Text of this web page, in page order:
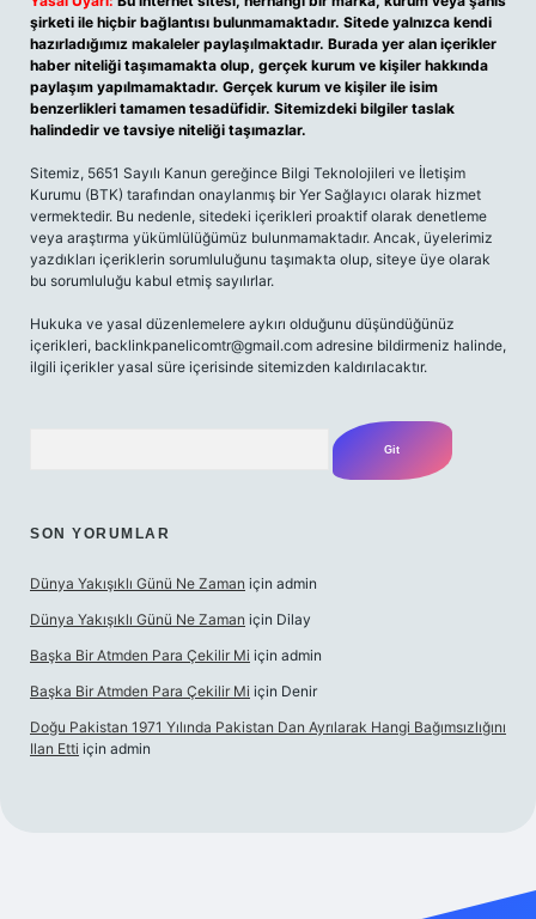
şirketi ile hiçbir bağlantısı bulunmamaktadır. Sitede yalnızca kendi
hazırladığımız makaleler paylaşılmaktadır. Burada yer alan içerikler
haber niteliği taşımamakta olup, gerçek kurum ve kişiler hakkında
paylaşım yapılmamaktadır. Gerçek kurum ve kişiler ile isim
benzerlikleri tamamen tesadüfidir. Sitemizdeki bilgiler taslak
halindedir ve tavsiye niteliği taşımazlar.
Sitemiz, 5651 Sayılı Kanun gereğince Bilgi Teknolojileri ve İletişim
Kurumu (BTK) tarafından onaylanmış bir Yer Sağlayıcı olarak hizmet
vermektedir. Bu nedenle, sitedeki içerikleri proaktif olarak denetleme
veya araştırma yükümlülüğümüz bulunmamaktadır. Ancak, üyelerimiz
yazdıkları içeriklerin sorumluluğunu taşımakta olup, siteye üye olarak
bu sorumluluğu kabul etmiş sayılırlar.
Hukuka ve yasal düzenlemelere aykırı olduğunu düşündüğünüz
içerikleri, backlinkpanelicomtr@gmail.com adresine bildirmeniz halinde,
ilgili içerikler yasal süre içerisinde sitemizden kaldırılacaktır.
SON YORUMLAR
Dünya Yakışıklı Günü Ne Zaman için admin
Dünya Yakışıklı Günü Ne Zaman için Dilay
Başka Bir Atmden Para Çekilir Mi için admin
Başka Bir Atmden Para Çekilir Mi için Denir
Doğu Pakistan 1971 Yılında Pakistan Dan Ayrılarak Hangi Bağımsızlığını
Ilan Etti için admin